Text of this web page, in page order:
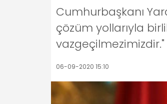
Cumhurbaşkanı
çözüm yollarıyla
06-09-2020 15:10